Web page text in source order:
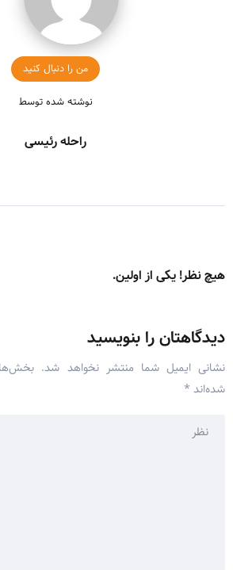
من را دنبال کنید
نوشته شده توسط
راحله رئیسی
هیچ نظر! یکی از اولین.
دیدگاهتان را بنویسید
نشانی ایمیل شما منتشر نخواهد شد.
شده‌اند *